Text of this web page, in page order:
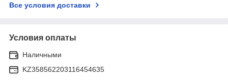
Все условия доставки
Условия оплаты
Наличными
KZ358562203116454635